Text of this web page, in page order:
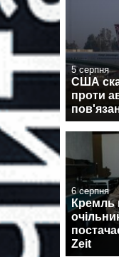
5 серпня
США
проти
6 серпня
Кремль
Zeit